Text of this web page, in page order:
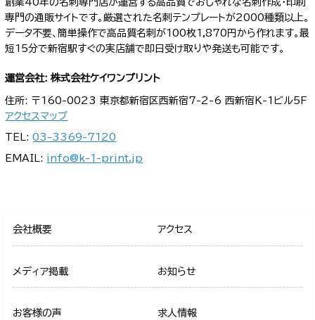
専門の通販サイトです。厳選された名刺テンプレートが2000種類以上。
データ不要、簡単操作で高品質名刺が100枚1,870円から作れます。最
短15分で新宿駅すぐの実店舗で即日受け取りや発送も可能です。
運営会社: 株式会社ケイワンプリント
住所: 〒160-0023 東京都新宿区西新宿7-2-6 西新宿K-1ビル5F
アクセスマップ
TEL:03-3369-7120
EMAIL: info@k-1-print.jp
会社概要 アクセス
メディア掲載 お知らせ
お客様の声 求人情報